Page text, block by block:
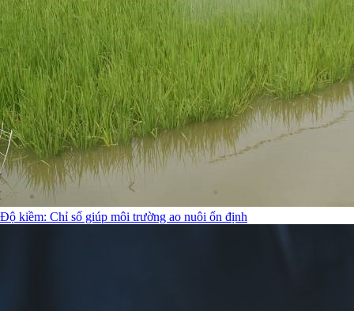
Độ kiềm: Chỉ số giúp môi trường ao nuôi ổn định